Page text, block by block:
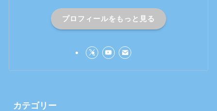
プロフィールをもっと見る
カテゴリー